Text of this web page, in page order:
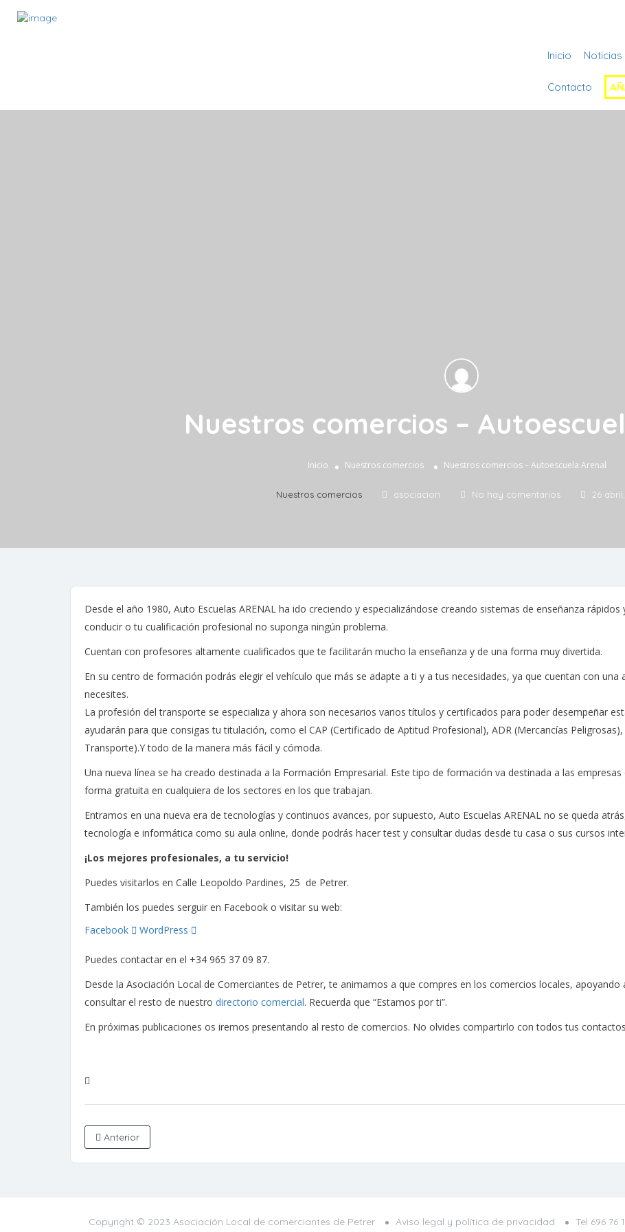
Inicio Noticias
Contacto
Nuestros comercios –
Inicio Nuestros comercios Nuestros comercios – Autoescuela Arenal
Nuestros comercios asociacion No hay comentarios 26
Desde el año 1980, Auto Escuelas ARENAL ha ido creciendo y especializándose creando sistemas de enseñanza
conducir o tu cualificación profesional no suponga ningún problema.
Cuentan con profesores altamente cualificados que te facilitarán mucho la enseñanza y de una forma muy divertida.
En su centro de formación podrás elegir el vehículo que más se adapte a ti y a tus necesidades, ya que cuentan con
necesites.
La profesión del transporte se especializa y ahora son necesarios varios títulos y certificados para poder desempeñar
ayudarán para que consigas tu titulación, como el CAP (Certificado de Aptitud Profesional), ADR (Mercancías
Transporte).Y todo de la manera más fácil y cómoda.
Una nueva línea se ha creado destinada a la Formación Empresarial. Este tipo de formación va destinada a las
forma gratuita en cualquiera de los sectores en los que trabajan.
Entramos en una nueva era de tecnologías y continuos avances, por supuesto, Auto Escuelas ARENAL no se queda
tecnología e informática como su aula online, donde podrás hacer test y consultar dudas desde tu casa o sus cursos
¡Los mejores profesionales, a tu servicio!
Puedes visitarlos en Calle Leopoldo Pardines, 25 de Petrer.
También los puedes serguir en Facebook o visitar su web:
Facebook
WordPress
Puedes contactar en el +34 965 37 09 87.
Desde la Asociación Local de Comerciantes de Petrer, te animamos a que compres en los comercios locales,
consultar el resto de nuestro directorio comercial. Recuerda que “Estamos por ti”.
En próximas publicaciones os iremos presentando al resto de comercios. No olvides compartirlo con todos tus
Anterior
Copyright © 2023 Asociación Local de comerciantes de Petrer Aviso legal y política de privacidad Tel 696 76